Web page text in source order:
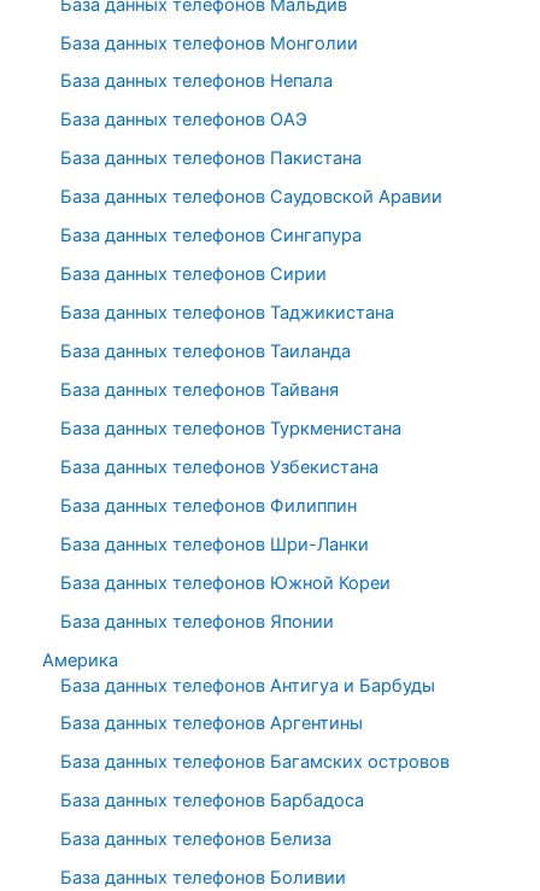
База данных телефонов Монголии
База данных телефонов Непала
База данных телефонов ОАЭ
База данных телефонов Пакистана
База данных телефонов Саудовской Аравии
База данных телефонов Сингапура
База данных телефонов Сирии
База данных телефонов Таджикистана
База данных телефонов Таиланда
База данных телефонов Тайваня
База данных телефонов Туркменистана
База данных телефонов Узбекистана
База данных телефонов Филиппин
База данных телефонов Шри-Ланки
База данных телефонов Южной Кореи
База данных телефонов Японии
Америка
База данных телефонов Антигуа и Барбуды
База данных телефонов Аргентины
База данных телефонов Багамских островов
База данных телефонов Барбадоса
База данных телефонов Белиза
База данных телефонов Боливии